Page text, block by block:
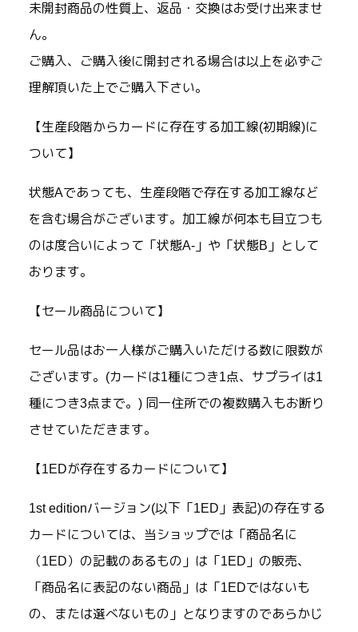
未開封商品の性質上、返品・交換はお受け出来ませ
ん。
ご購入、ご購入後に開封される場合は以上を必ずご
理解頂いた上でご購入下さい。
【生産段階からカードに存在する加工線(初期線)に
ついて】
状態Aであっても、生産段階で存在する加工線など
を含む場合がございます。加工線が何本も目立つも
のは度合いによって「状態A-」や「状態B」として
おります。
【セール商品について】
セール品はお一人様がご購入いただける数に限数が
ございます。(カードは1種につき1点、サプライは1
種につき3点まで。) 同一住所での複数購入もお断り
させていただきます。
【1EDが存在するカードについて】
1st editionバージョン(以下「1ED」表記)の存在する
カードについては、当ショップでは「商品名に
（1ED）の記載のあるもの」は「1ED」の販売、
「商品名に表記のない商品」は「1EDではないも
の、または選べないもの」となりますのであらかじ